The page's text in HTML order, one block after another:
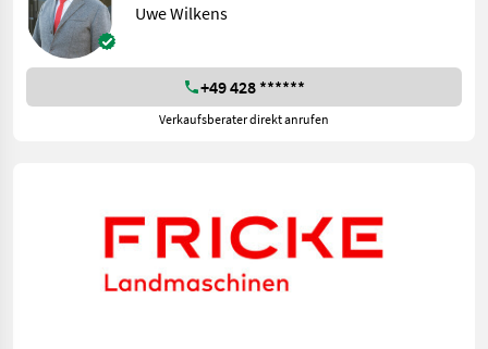
Uwe Wilkens
+49 428 ******
Verkaufsberater direkt anrufen